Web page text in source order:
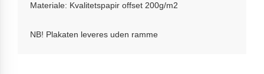
Materiale: Kvalitetspapir offset 200g/m2
NB! Plakaten leveres uden ramme